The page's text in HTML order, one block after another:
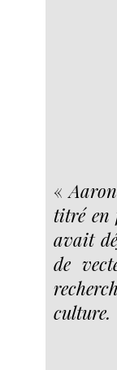
«
titré en
avait
de
culture.